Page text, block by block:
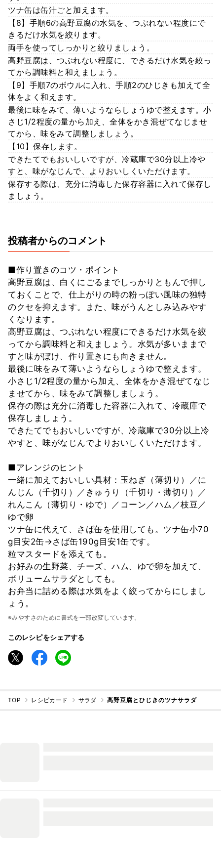
ツナ缶は缶汁ごと加えます。
【8】手順6の高野豆腐の水気を、つぶれない程度にで
きるだけ水気を絞ります。
両手を使ってしっかりと絞りましょう。
高野豆腐は、つぶれない程度に、できるだけ水気を絞っ
てから調味料と和えましょう。
【9】手順7のボウルに入れ、手順2のひじきも加えて全
体をよく和えます。
最後に味をみて、薄いようならしょうゆで整えます。小
さじ1/2程度の量から加え、全体をかき混ぜてなじませ
てから、味をみて調整しましょう。
【10】保存します。
できたてでもおいしいですが、冷蔵庫で30分以上冷や
すと、味がなじんで、よりおいしくいただけます。
保存する際は、充分に消毒した保存容器に入れて保存し
ましょう。
投稿者からのコメント
■作り置きのコツ・ポイント
高野豆腐は、白くにごるまでしっかりともんで押し
ておくことで、仕上がりの時の粉っぽい風味の独特
のクセを抑えます。また、味がうんとしみ込みやす
くなります。
高野豆腐は、つぶれない程度にできるだけ水気を絞
ってから調味料と和えましょう。水気が多いままで
すと味がぼけ、作り置きにも向きません。
最後に味をみて薄いようならしょうゆで整えます。
小さじ1/2程度の量から加え、全体をかき混ぜてなじ
ませてから、味をみて調整しましょう。
保存の際は充分に消毒した容器に入れて、冷蔵庫で
保存しましょう。
できたてでもおいしいですが、冷蔵庫で30分以上冷
やすと、味がなじんでよりおいしくいただけます。
■アレンジのヒント
一緒に加えておいしい具材：玉ねぎ（薄切り）／に
んじん（千切り）／きゅうり（千切り・薄切り）／
れんこん（薄切り・ゆで）／コーン／ハム／枝豆／
ゆで卵
ツナ缶に代えて、さば缶を使用しても。ツナ缶小70
g目安2缶→さば缶190g目安1缶です。
粒マスタードを添えても。
お好みの生野菜、チーズ、ハム、ゆで卵を加えて、
ボリュームサラダとしても。
お弁当に詰める際は水気をよく絞ってからにしまし
ょう。
※みやすさのために書式を一部改変しています。
このレシピをシェアする
TOP レシピカード サラダ 高野豆腐とひじきのツナサラダ